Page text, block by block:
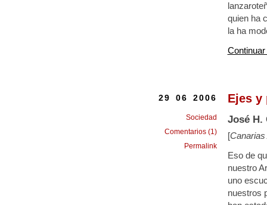
quien ha
la ha
Ejes y
José H.
[Canarias
Eso de
nuestro
uno
nuestros
29 06 2006
Sociedad
Comentarios (1)
Permalink